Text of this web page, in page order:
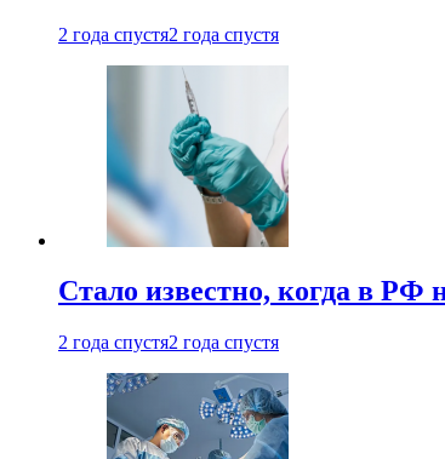
2 года спустя2 года спустя
Стало известно, когда в РФ
2 года спустя2 года спустя